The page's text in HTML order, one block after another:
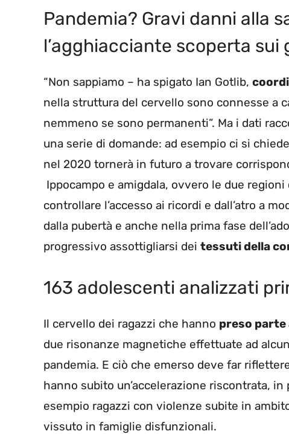
Pandemia? Gravi danni alla
l’agghiacciante scoperta sui
“Non sappiamo – ha spigato Ian Gotlib,
nella struttura del cervello sono connesse a
nemmeno se sono permanenti”. Ma i dati
una serie di domande: ad esempio ci si
nel 2020 tornerà in futuro a trovare
Ippocampo e amigdala, ovvero le due
controllare l’accesso ai ricordi e dall’atro a
dalla pubertà e anche nella prima fase
progressivo assottigliarsi dei tessuti della
163 adolescenti analizzati
Il cervello dei ragazzi che hanno preso parte
due risonanze magnetiche effettuate ad
pandemia. E ciò che emerso deve far
hanno subito un’accelerazione riscontrata,
esempio ragazzi con violenze subite in
vissuto in famiglie disfunzionali.